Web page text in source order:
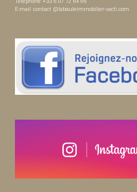
Téléphone +33 6 07 72 64 96
E-mail :contact @labauleimmobilier-vacti.com